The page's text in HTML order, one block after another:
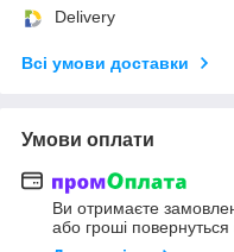
Delivery
Всі умови доставки
Умови оплати
Ви отримаєте
або гроші